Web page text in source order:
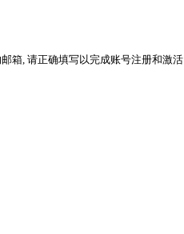
箱, 请正确填写以完成账号注册和激活